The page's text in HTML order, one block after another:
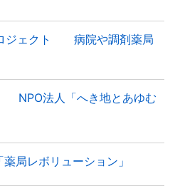
ジェクト 病院や調剤薬局
NPO法人「へき地とあゆむ
局レボリューション」